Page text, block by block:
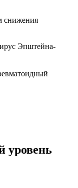
снижения
Эпштейна-
уровень